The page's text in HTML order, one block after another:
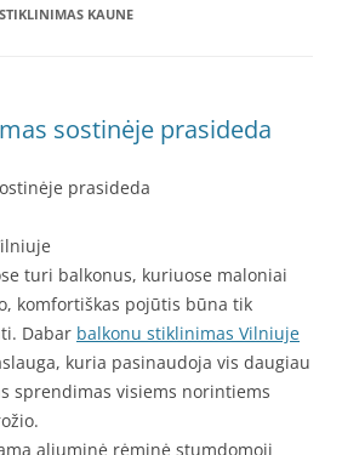
KAUNE
sostinėje prasideda
prasideda
turi balkonus, kuriuose maloniai
komfortiškas pojūtis būna tik
Dabar balkonu stiklinimas Vilniuje
kuria pasinaudoja vis daugiau
sprendimas visiems norintiems
aliuminė rėminė stumdomoji